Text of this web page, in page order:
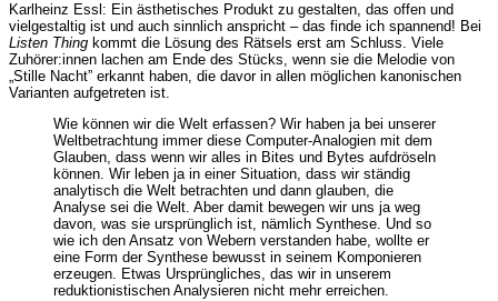
Karlheinz Essl: Ein ästhetisches Produkt zu gestalten, das offen und
vielgestaltig ist und auch sinnlich anspricht – das finde ich spannend! Bei
Listen Thing kommt die Lösung des Rätsels erst am Schluss. Viele
Zuhörer:innen lachen am Ende des Stücks, wenn sie die Melodie von
„Stille Nacht” erkannt haben, die davor in allen möglichen kanonischen
Varianten aufgetreten ist.
Wie können wir die Welt erfassen? Wir haben ja bei unserer
Weltbetrachtung immer diese Computer-Analogien mit dem
Glauben, dass wenn wir alles in Bites und Bytes aufdröseln
können. Wir leben ja in einer Situation, dass wir ständig
analytisch die Welt betrachten und dann glauben, die
Analyse sei die Welt. Aber damit bewegen wir uns ja weg
davon, was sie ursprünglich ist, nämlich Synthese. Und so
wie ich den Ansatz von Webern verstanden habe, wollte er
eine Form der Synthese bewusst in seinem Komponieren
erzeugen. Etwas Ursprüngliches, das wir in unserem
reduktionistischen Analysieren nicht mehr erreichen.